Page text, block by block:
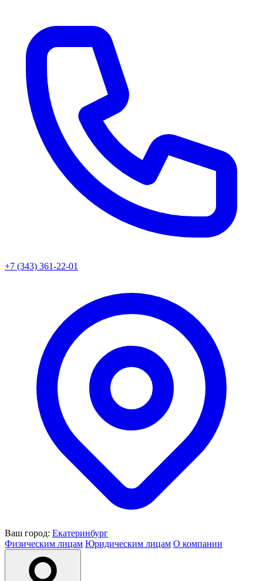
+7 (343) 361-22-01
Ваш город: Екатеринбург
Физическим лицам Юридическим лицам О компании